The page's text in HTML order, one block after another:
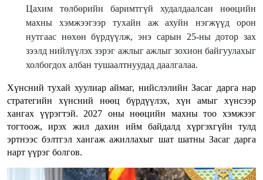
Цахим төлбөрийн баримтгүй худалдаалсан нөөцийн
махны хэмжээгээр тухайн аж ахуйн нэгжүүд орон
нутгаас нөхөн бүрдүүлж, энэ сарын 25-ны дотор зах
зээлд нийлүүлэх зэрэг ажлыг ажлыг зохион байгуулахыг
холбогдох албан тушаалтнуудад даалгалаа.
Хүнсний тухай хуулиар аймаг, нийслэлийн Засаг дарга нар
стратегийн хүнсний нөөц бүрдүүлэх, хүн амыг хүнсээр
хангах үүрэгтэй. 2027 оны нөөцийн махны тоо хэмжээг
тогтоож, ирэх жил дахин ийм байдалд хүргэхгүйн тулд
эртнээс бэлтгэл хангаж ажиллахыг шат шатны Засаг дарга
нарт үүрэг болгов.